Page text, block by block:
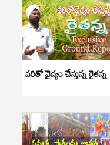
వరితో వైద్యం చేస్తున్న రైతన్న